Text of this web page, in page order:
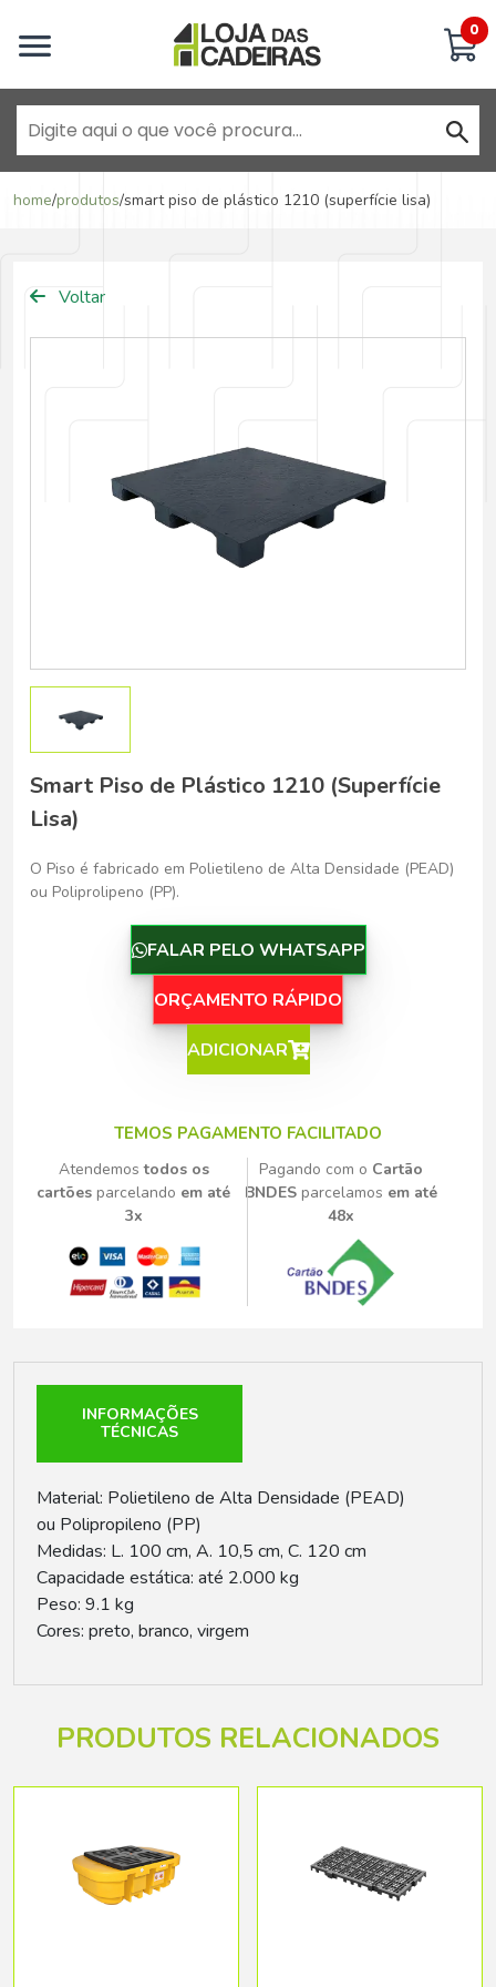
0
home/produtos/smart piso de plástico 1210 (superfície lisa)
Voltar
Smart Piso de Plástico 1210 (Superfície
Lisa)
O Piso é fabricado em Polietileno de Alta Densidade (PEAD)
ou Poliprolipeno (PP).
FALAR PELO WHATSAPP
ORÇAMENTO RÁPIDO
ADICIONAR
TEMOS PAGAMENTO FACILITADO
Atendemostodos os
cartões parcelando em até
3x
Pagando com o Cartão
BNDESparcelamos em até
48x
INFORMAÇÕES
TÉCNICAS
Material: Polietileno de Alta Densidade (PEAD)
ou Polipropileno (PP)
Medidas: L. 100 cm, A. 10,5 cm, C. 120 cm
Capacidade estática: até 2.000 kg
Peso: 9.1 kg
Cores: preto, branco, virgem
PRODUTOS RELACIONADOS
Inicie uma conversa
Goiânia - Jardim América
Anápolis - Jundiaí
Goiânia - Jardim América II
Belo Horizonte - Belo Horizonte